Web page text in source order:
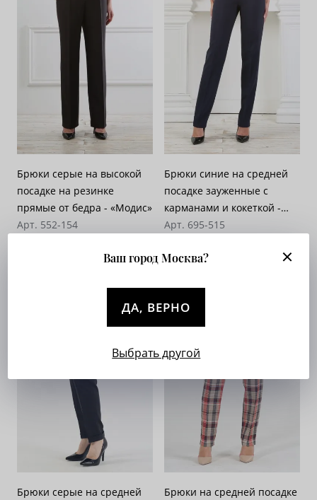
Брюки серые на высокой
посадке на резинке
прямые от бедра - «Модис»
Арт. 552-154
Брюки синие на средней
посадке зауженные с
карманами и кокеткой -
«Модис»
Арт. 695-515
Брюки серые на средней
Брюки на средней посадке
Ваш город Москва?
ДА, ВЕРНО
Выбрать другой